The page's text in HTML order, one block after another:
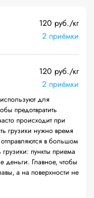
120 руб./кг
2 приёмки
120 руб./кг
2 приёмки
для
предотвратить
происходит при
грузики нужно время
в большом
пункты приема
деньги. Главное, чтобы
а на поверхности не